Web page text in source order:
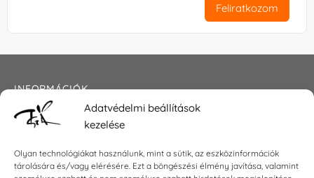
Adatvédelmi beállítások
kezelése
Olyan technológiákat használunk, mint a sütik, az eszközinformációk
tárolására és/vagy elérésére. Ezt a böngészési élmény javítása, valamint
Feliratkozom
INFORMÁCIÓK
Általános szerződési feltételek
Impresszum